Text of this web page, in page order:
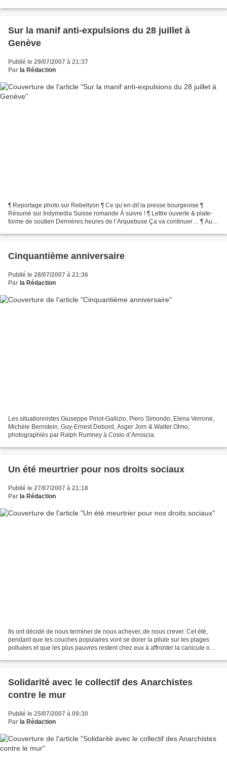
Sur la manif anti-expulsions du 28 juillet à
Genève
Publié le 29/07/2007 à 21:37
Par la Rédaction
¶ Reportage photo sur Rebellyon ¶ Ce qu’en dit la presse bourgeoise ¶
Résumé sur Indymedia Suisse romande À suivre ! ¶ Lettre ouverte & plate-
forme de soutien Dernières heures de l’Arquebuse Ça va continuer… ¶ Au
Cinquantième anniversaire
Publié le 28/07/2007 à 21:36
Par la Rédaction
Les situationnistes Giuseppe Pinot-Gallizio, Piero Simondo, Elena Verrone,
Michèle Bernstein, Guy-Ernest Debord, Asger Jorn & Walter Olmo,
photographiés par Ralph Rumney à Cosio d’Arroscia.
Un été meurtrier pour nos droits sociaux
Publié le 27/07/2007 à 21:18
Par la Rédaction
Ils ont décidé de nous terminer de nous achever, de nous crever. Cet été,
pendant que les couches populaires vont se dorer la pilule sur les plages
polluées et que les plus pauvres restent chez eux à affronter la canicule ou
Solidarité avec le collectif des Anarchistes
contre le mur
Publié le 25/07/2007 à 09:30
Par la Rédaction